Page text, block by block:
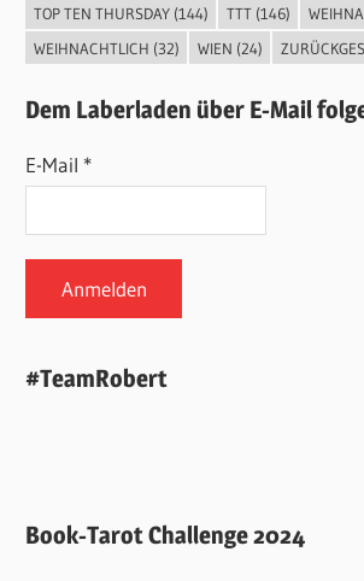
TOP TEN THURSDAY(144) TTT(146)
WEIHNACHTLICH (32) WIEN (24)
Dem Laberladen über E-Mail
E-Mail *
#TeamRobert
Book-Tarot Challenge 2024